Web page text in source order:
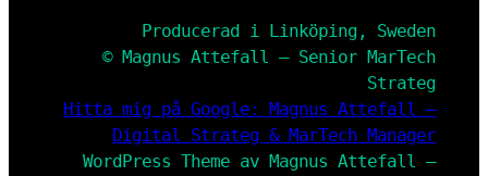
Producerad i Linköping, Sweden
© Magnus Attefall – Senior MarTech
Strateg
Hitta mig på Google: Magnus Attefall –
Digital Strateg & MarTech Manager
WordPress Theme av Magnus Attefall –